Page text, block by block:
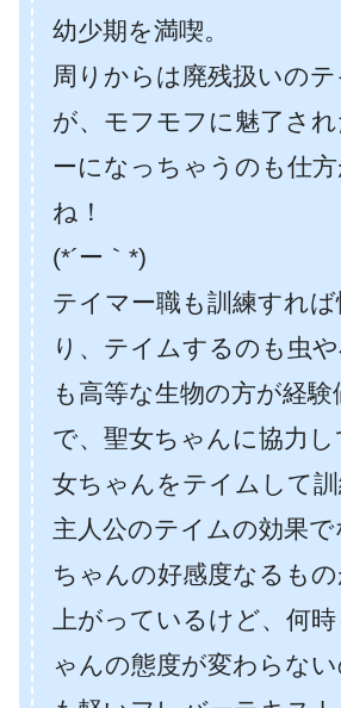
幼少期を満喫。
周りからは廃残扱いの
が、モフモフに魅了さ
ーになっちゃうのも仕
ね！
(*´ー｀*)
テイマー職も訓練すれ
り、テイムするのも虫や
も高等な生物の方が経験
で、聖女ちゃんに協力
女ちゃんをテイムして訓
主人公のテイムの効果
ちゃんの好感度なるも
上がっているけど、何
ゃんの態度が変わらな